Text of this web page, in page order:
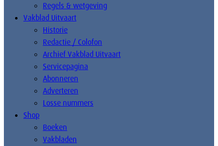
Regels & wetgeving
Vakblad Uitvaart
Historie
Redactie / Colofon
Archief Vakblad Uitvaart
Servicepagina
Abonneren
Adverteren
Losse nummers
Shop
Boeken
Vakbladen